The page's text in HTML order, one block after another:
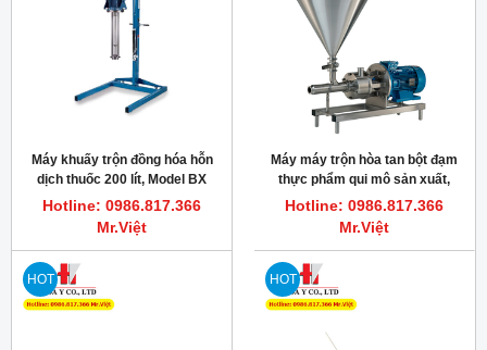
Máy khuấy trộn đồng hóa hỗn
dịch thuốc 200 lít, Model BX
Silverson
Hotline: 0986.817.366
Mr.Việt
Máy máy trộn hòa tan bột đạm
thực phẩm qui mô sản xuất,
11kW, 15Hp, Silverson FMX50
Hotline: 0986.817.366
Mr.Việt
HOT HOT